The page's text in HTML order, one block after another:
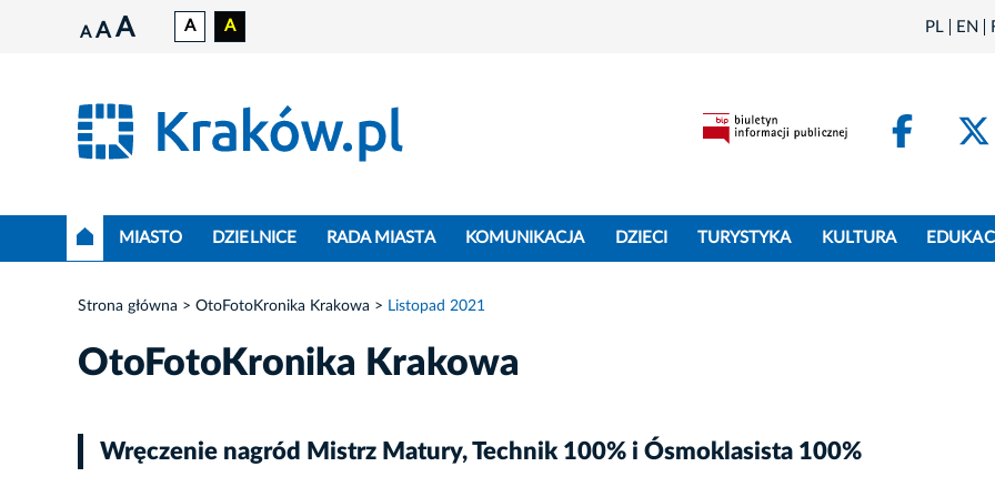
A A A A A PL EN
MIASTO DZIELNICE RADA MIASTA KOMUNIKACJA DZIECI TURYSTYKA KULTURA
Strona główna OtoFotoKronika Krakowa Listopad 2021
OtoFotoKronika Krakowa
Wręczenie nagród Mistrz Matury, Technik 100% i Ósmoklasista 100%